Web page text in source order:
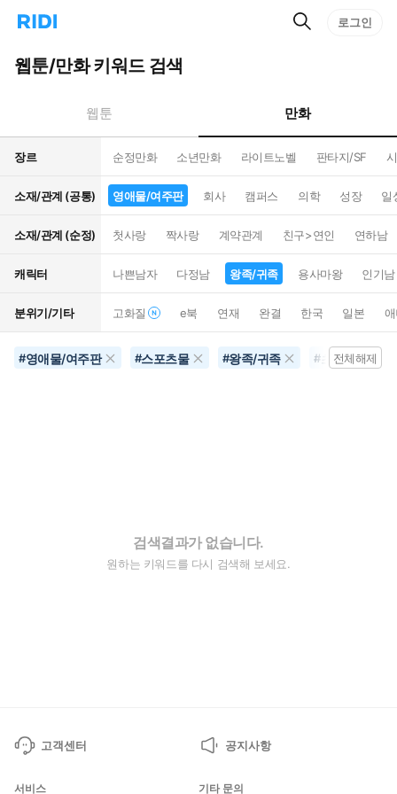
리
홈
으
턴
트
검
로그인
웹툰/만화 키워드 검색
웹툰 만화
장르 순정만화 소년만화 라이트노벨 판타지/SF
소재/관계 (공통) 영애물/여주판 회사 캠퍼스 의학 성장 일
소재/관계 (순정) 첫사랑 짝사랑 계약관계 친구>연인 연하남
캐릭터 나쁜남자 다정남 왕족/귀족 용사마왕 인기남
분위기/기타 고화질 e북 연재 완결 한국 일본
#영애물/여주판 #스포츠물 #왕족/귀족 #초능력
전체해제
검색결과가 없습니다.
원하는 키워드를 다시 검색해 보세요.
고객센터 공지사항
서비스 기타 문의